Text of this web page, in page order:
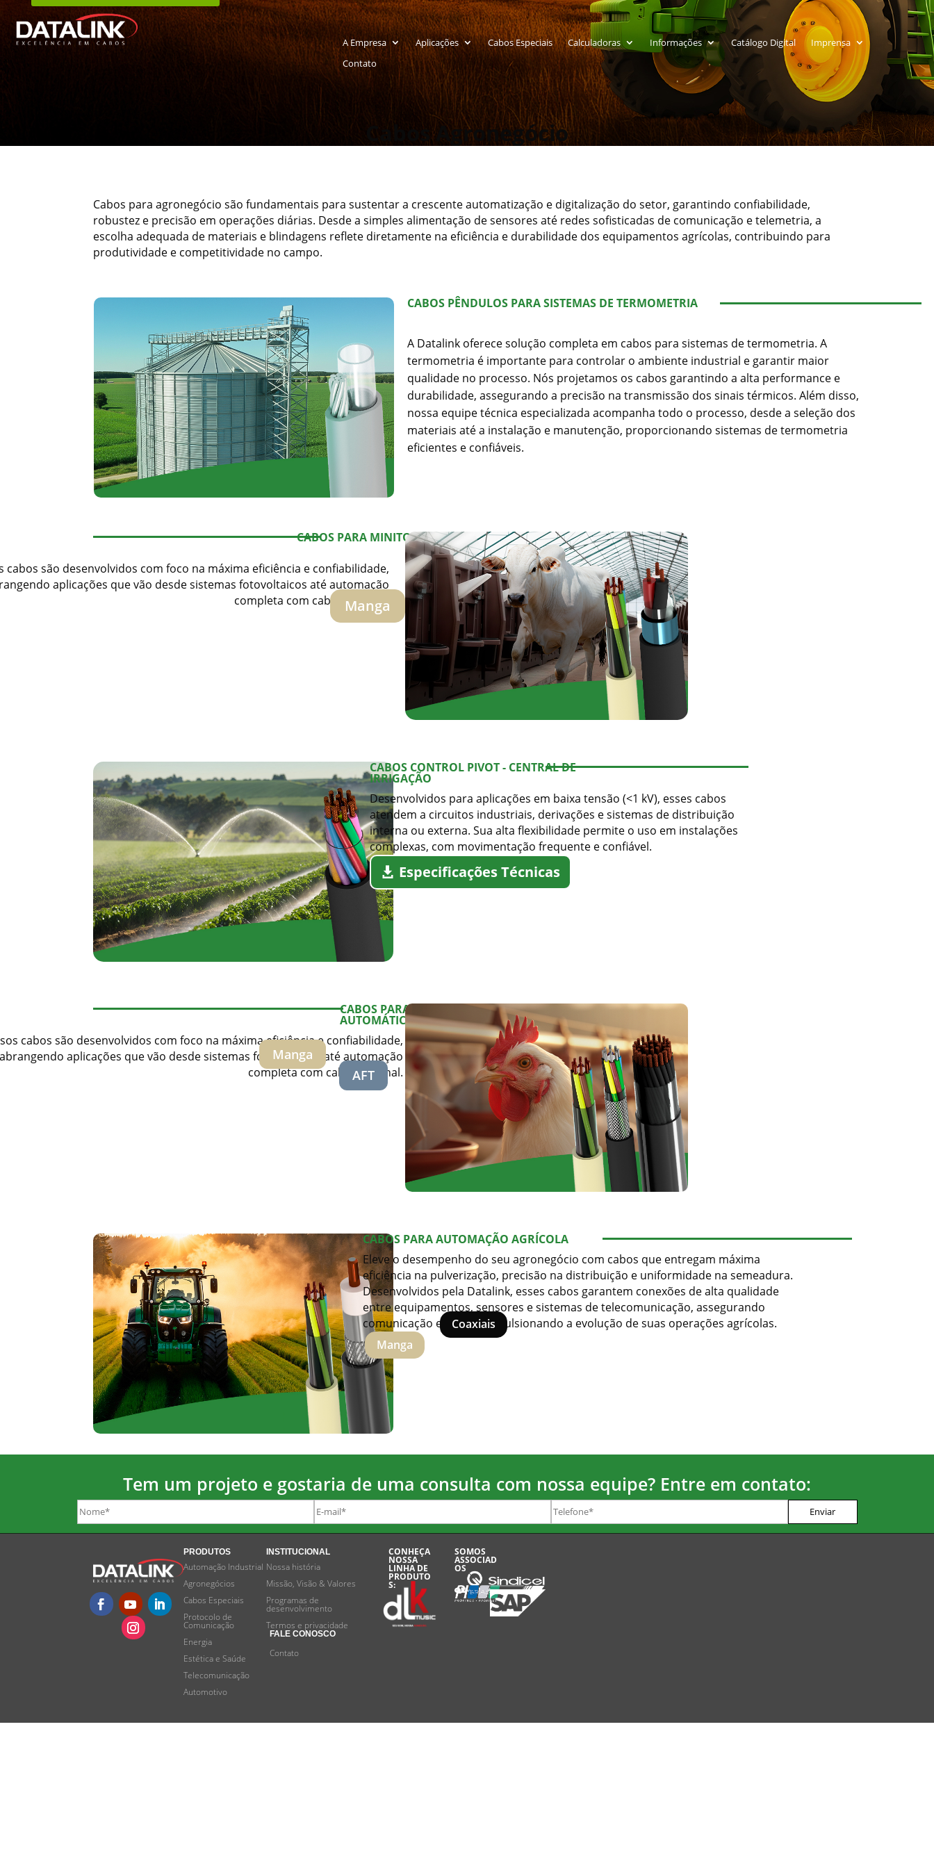
A Empresa Aplicações Cabos Especiais Calculadoras Informações Catálogo Digital
Imprensa
Contato
Cabos Agronegócio
Cabos para agronegócio são fundamentais para sustentar a crescente automatização e digitalização do setor, garantindo confiabilidade,
robustez e precisão em operações diárias. Desde a simples alimentação de sensores até redes sofisticadas de comunicação e telemetria, a
escolha adequada de materiais e blindagens reflete diretamente na eficiência e durabilidade dos equipamentos agrícolas, contribuindo para
produtividade e competitividade no campo.
CABOS PÊNDULOS PARA SISTEMAS DE TERMOMETRIA
A Datalink oferece solução completa em cabos para sistemas de termometria. A
termometria é importante para controlar o ambiente industrial e garantir maior
qualidade no processo. Nós projetamos os cabos garantindo a alta performance e
durabilidade, assegurando a precisão na transmissão dos sinais térmicos. Além disso,
nossa equipe técnica especializada acompanha todo o processo, desde a seleção dos
materiais até a instalação e manutenção, proporcionando sistemas de termometria
eficientes e confiáveis.
CABOS PARA MINITORAMENTO DE
CONSUMO
cabos são desenvolvidos com foco na máxima eficiência e confiabilidade,
aplicações que vão desde sistemas fotovoltaicos até automação
completa com cabos de sinal.
Sinallink
Manga
CABOS CONTROL PIVOT - CENTRAL DE
IRRIGAÇÃO
Desenvolvidos para aplicações em baixa tensão (<1 kV), esses cabos
atendem a circuitos industriais, derivações e sistemas de distribuição
interna ou externa. Sua alta flexibilidade permite o uso em instalações
complexas, com movimentação frequente e confiável.
Especificações Técnicas
CABOS PARA COMEDOURO
AUTOMÁTICO
cabos são desenvolvidos com foco na máxima eficiência e confiabilidade,
abrangendo aplicações que vão desde sistemas fotovoltaicos até automação
completa com cabos de sinal.
Controle
AFT
Manga
CABOS PARA AUTOMAÇÃO AGRÍCOLA
Eleve o desempenho do seu agronegócio com cabos que entregam máxima
eficiência na pulverização, precisão na distribuição e uniformidade na semeadura.
Desenvolvidos pela Datalink, esses cabos garantem conexões de alta qualidade
entre equipamentos, sensores e sistemas de telecomunicação, assegurando
comunicação estável e impulsionando a evolução de suas operações agrícolas.
Manga
Coaxiais
Tem um projeto e gostaria de uma consulta com nossa equipe? Entre em contato:
PRODUTOS
Automação Industrial
Agronegócios
Cabos Especiais
Protocolo de
Comunicação
Energia
Estética e Saúde
Telecomunicação
Automotivo
INSTITUCIONAL
Nossa história
Missão, Visão & Valores
Programas de
desenvolvimento
Termos e privacidade
FALE CONOSCO
Contato
CONHEÇA
NOSSA
LINHA DE
PRODUTO
S:
SOMOS
ASSOCIAD
OS